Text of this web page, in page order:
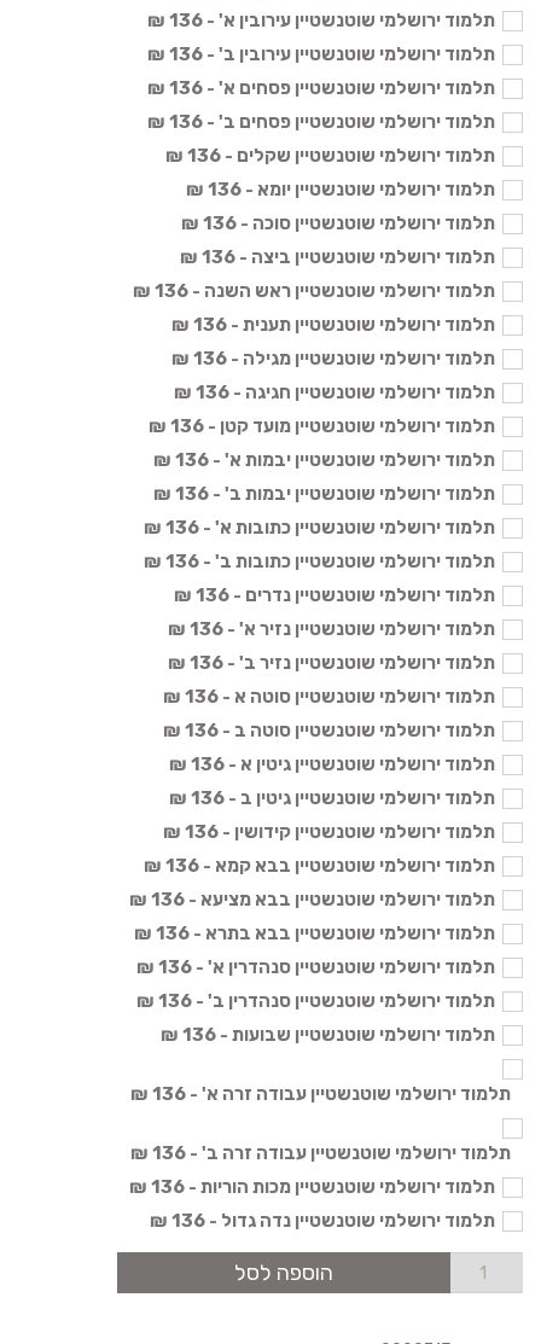
תלמוד ירושלמי שוטנשטיין עירובין א' - 136 ₪
תלמוד ירושלמי שוטנשטיין עירובין ב' - 136 ₪
תלמוד ירושלמי שוטנשטיין פסחים א' - 136 ₪
תלמוד ירושלמי שוטנשטיין פסחים ב' - 136 ₪
תלמוד ירושלמי שוטנשטיין שקלים - 136 ₪
תלמוד ירושלמי שוטנשטיין יומא - 136 ₪
תלמוד ירושלמי שוטנשטיין סוכה - 136 ₪
תלמוד ירושלמי שוטנשטיין ביצה - 136 ₪
תלמוד ירושלמי שוטנשטיין ראש השנה - 136 ₪
תלמוד ירושלמי שוטנשטיין תענית - 136 ₪
תלמוד ירושלמי שוטנשטיין מגילה - 136 ₪
תלמוד ירושלמי שוטנשטיין חגיגה - 136 ₪
תלמוד ירושלמי שוטנשטיין מועד קטן - 136 ₪
תלמוד ירושלמי שוטנשטיין יבמות א' - 136 ₪
תלמוד ירושלמי שוטנשטיין יבמות ב' - 136 ₪
תלמוד ירושלמי שוטנשטיין כתובות א' - 136 ₪
תלמוד ירושלמי שוטנשטיין כתובות ב' - 136 ₪
תלמוד ירושלמי שוטנשטיין נדרים - 136 ₪
תלמוד ירושלמי שוטנשטיין נזיר א' - 136 ₪
תלמוד ירושלמי שוטנשטיין נזיר ב' - 136 ₪
תלמוד ירושלמי שוטנשטיין סוטה א - 136 ₪
תלמוד ירושלמי שוטנשטיין סוטה ב - 136 ₪
תלמוד ירושלמי שוטנשטיין גיטין א - 136 ₪
תלמוד ירושלמי שוטנשטיין גיטין ב - 136 ₪
תלמוד ירושלמי שוטנשטיין קידושין - 136 ₪
תלמוד ירושלמי שוטנשטיין בבא קמא - 136 ₪
תלמוד ירושלמי שוטנשטיין בבא מציעא - 136 ₪
תלמוד ירושלמי שוטנשטיין בבא בתרא - 136 ₪
תלמוד ירושלמי שוטנשטיין סנהדרין א' - 136 ₪
תלמוד ירושלמי שוטנשטיין סנהדרין ב' - 136 ₪
תלמוד ירושלמי שוטנשטיין שבועות - 136 ₪
תלמוד ירושלמי שוטנשטיין עבודה זרה א' - 136 ₪
תלמוד ירושלמי שוטנשטיין עבודה זרה ב' - 136 ₪
תלמוד ירושלמי שוטנשטיין מכות הוריות - 136 ₪
תלמוד ירושלמי שוטנשטיין נדה גדול - 136 ₪
הוספה לסל